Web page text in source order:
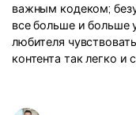
важным кодеком;
все больше и больше
любителя
контента так легко и